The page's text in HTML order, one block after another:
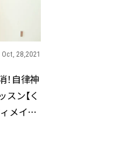
Oct, 28,2021
！自律神
ン【く
メイク
ング22選｜20〜30代カップルの
エピソードも | CLASSY.[クラッシ
ィ]